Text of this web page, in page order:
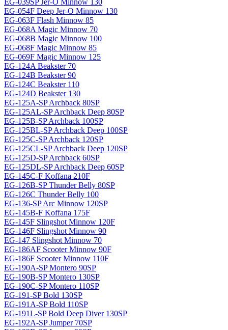
EG-039SP Jer-O Minnow 130
EG-054F Deep Jer-O Minnow 130
EG-063F Flash Minnow 85
EG-068A Magic Minnow 70
EG-068B Magic Minnow 100
EG-068F Magic Minnow 85
EG-069F Magiс Minnow 125
EG-124A Beakster 70
EG-124B Beakster 90
EG-124C Beakster 110
EG-124D Beakster 130
EG-125A-SP Archback 80SP
EG-125AL-SP Archback Deep 80SP
EG-125B-SP Archback 100SP
EG-125BL-SP Archback Deep 100SP
EG-125C-SP Archback 120SP
EG-125CL-SP Archback Deep 120SP
EG-125D-SP Archback 60SP
EG-125DL-SP Archback Deep 60SP
EG-145C-F Koffana 210F
EG-126B-SP Thunder Belly 80SP
EG-126C Thunder Belly 100
EG-136-SP Arc Minnow 120SP
EG-145B-F Koffana 175F
EG-145F Slingshot Minnow 120F
EG-146F Slingshot Minnow 90
EG-147 Slingshot Minnow 70
EG-186AF Scooter Minnow 90F
EG-186F Scooter Minnow 110F
EG-190A-SP Montero 90SP
EG-190B-SP Montero 130SP
EG-190C-SP Montero 110SP
EG-191-SP Bold 130SP
EG-191A-SP Bold 110SP
EG-191L-SP Bold Deep Diver 130SP
EG-192A-SP Jumper 70SP